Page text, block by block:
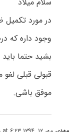
در مورد تکمیل
وجود داره که
بشید حتما
قبولی قبلی
موفق باشی.